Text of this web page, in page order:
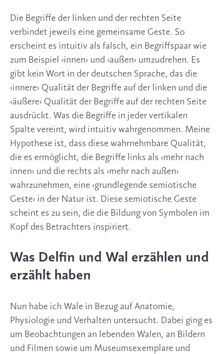
Die Begriffe der linken und der rechten Seite
verbindet jeweils eine gemeinsame Geste. So
erscheint es intuitiv als falsch, ein Begriffspaar wie
zum Beispiel ‹innen› und ‹außen› umzudrehen. Es
gibt kein Wort in der deutschen Sprache, das die
‹innere› Qualität der Begriffe auf der linken und die
‹äußere› Qualität der Begriffe auf der rechten Seite
ausdrückt. Was die Begriffe in jeder vertikalen
Spalte vereint, wird intuitiv wahrgenommen. Meine
Hypothese ist, dass diese wahrnehmbare Qualität,
die es ermöglicht, die Begriffe links als ‹mehr nach
innen› und die rechts als ‹mehr nach außen›
wahrzunehmen, eine ‹grundlegende semiotische
Geste› in der Natur ist. Diese semiotische Geste
scheint es zu sein, die die Bildung von Symbolen im
Kopf des Betrachters inspiriert.
Was Delfin und Wal erzählen und
erzählt haben
Nun habe ich Wale in Bezug auf Anatomie,
Physiologie und Verhalten untersucht. Dabei ging es
um Beobachtungen an lebenden Walen, an Bildern
und Filmen sowie um Museumsexemplare und